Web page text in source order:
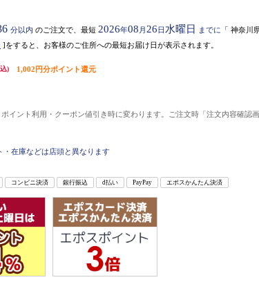
分以内 のご注文で、最短 2026年08 月 26日 水曜日 までに 「 神奈川
]をすると、お客様のご住所への最短お届け日が表示されます。
) 1,002円分ポイント還元
イント利用・クーポン値引き時に変わります。ご注文時「注文内容確認
・在庫などは店頭と異なります
コンビニ決済 銀行振込 d払い PayPay エポスかんたん決済